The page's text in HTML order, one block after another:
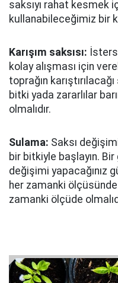
saksıyı rahat kesmek
kullanabileceğimiz bir
Karışım saksısı:
kolay alışması için
toprağın
bitki yada zararlılar
olmalıdır.
Sulama: Saksı
bir bitkiyle başlayın.
değişimi yapacağınız
her zamanki ölçüsünde
zamanki ölçüde